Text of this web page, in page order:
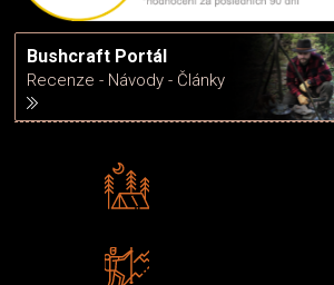
Bushcraft Portál
Recenze - Návody - Články